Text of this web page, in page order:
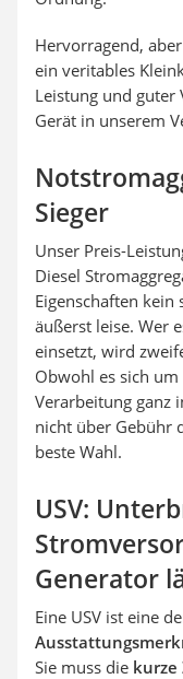
Hervorragend,
ein veritables
Leistung und guter
Gerät in unserem
Sieger
Unser Preis-
Diesel
Eigenschaften kein
äußerst leise. Wer
einsetzt, wird
Obwohl es sich
Verarbeitung ganz
nicht über Gebühr
beste Wahl.
USV:
Generator
Eine USV ist eine
Sie muss die kurze